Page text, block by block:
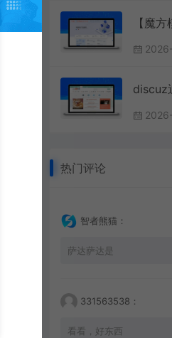
热门评论
智者熊猫：
萨达萨达是
331563538：
看看，好东西